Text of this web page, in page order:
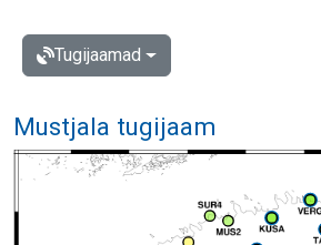
Tugijaamad
Mustjala tugijaam